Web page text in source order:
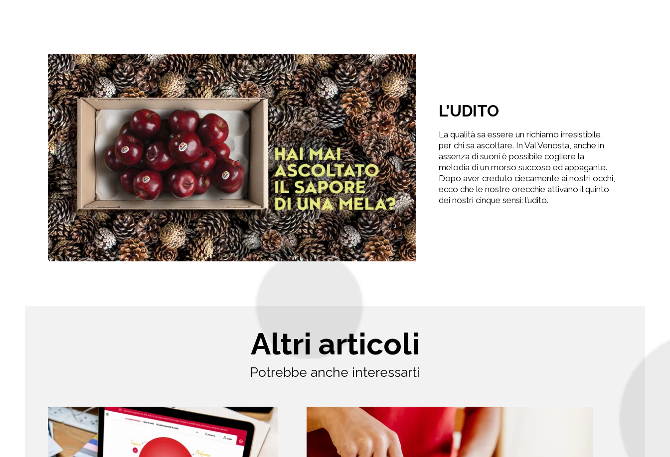
L’UDITO
La qualità sa essere un richiamo irresistibile,
per chi sa ascoltare. In Val Venosta, anche in
assenza di suoni è possibile cogliere la
melodia di un morso succoso ed appagante.
Dopo aver creduto ciecamente ai nostri occhi,
ecco che le nostre orecchie attivano il quinto
dei nostri cinque sensi: l’udito.
Altri articoli
Potrebbe anche interessarti